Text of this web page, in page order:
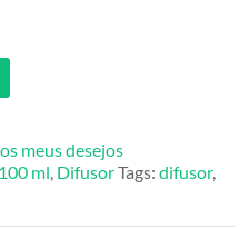
meus desejos
100 ml, DifusorTags:difusor,